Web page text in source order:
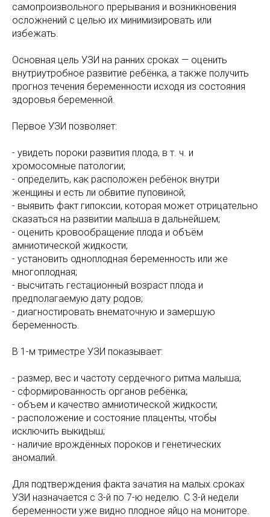
самопроизвольного прерывания и возникновения
осложнений с целью их минимизировать или
избежать.
Основная цель УЗИ на ранних сроках — оценить
внутриутробное развитие ребёнка, а также получить
прогноз течения беременности исходя из состояния
здоровья беременной.
Первое УЗИ позволяет:
- увидеть пороки развития плода, в т. ч. и
хромосомные патологии;
- определить, как расположен ребёнок внутри
женщины и есть ли обвитие пуповиной;
- выявить факт гипоксии, которая может отрицательно
сказаться на развитии малыша в дальнейшем;
- оценить кровообращение плода и объём
амниотической жидкости;
- установить одноплодная беременность или же
многоплодная;
- высчитать гестационный возраст плода и
предполагаемую дату родов;
- диагностировать внематочную и замершую
беременность.
В 1-м триместре УЗИ показывает:
- размер, вес и частоту сердечного ритма малыша;
- сформированность органов ребёнка;
- объем и качество амниотической жидкости;
- расположение и состояние плаценты, чтобы
исключить выкидыш;
- наличие врождённых пороков и генетических
аномалий.
Для подтверждения факта зачатия на малых сроках
УЗИ назначается с 3-й по 7-ю неделю. С 3-й недели
беременности уже видно плодное яйцо на мониторе.